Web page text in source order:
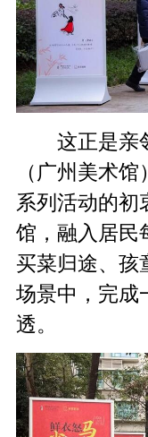
这正是亲
（广州美术
系列活动的
馆，融入居民
买菜归途、孩
场景中，完成
透。